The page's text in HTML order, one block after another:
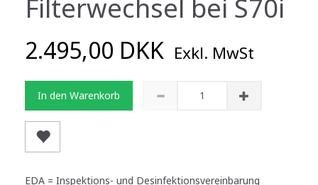
Filterwechsel bei S70i
2.495,00 DKK Exkl. MwSt
In den Warenkorb
EDA = Inspektions- und Desinfektionsvereinbarung